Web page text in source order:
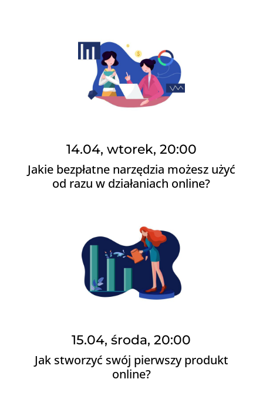
14.04, wtorek, 20:00
Jakie bezpłatne narzędzia możesz użyć
od razu w działaniach online?
15.04, środa, 20:00
Jak stworzyć swój pierwszy produkt
online?